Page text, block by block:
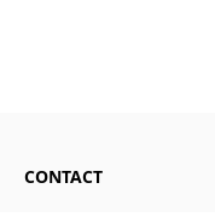
CONTACT